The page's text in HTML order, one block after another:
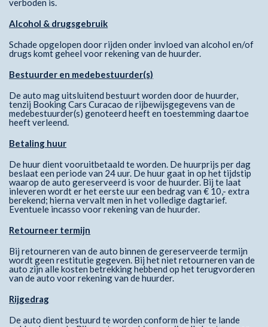
verboden is.
Alcohol & drugsgebruik
Schade opgelopen door rijden onder invloed van alcohol en/of
drugs komt geheel voor rekening van de huurder.
Bestuurder en medebestuurder(s)
De auto mag uitsluitend bestuurt worden door de huurder,
tenzij Booking Cars Curacao de rijbewijsgegevens van de
medebestuurder(s) genoteerd heeft en toestemming daartoe
heeft verleend.
Betaling huur
De huur dient vooruitbetaald te worden. De huurprijs per dag
beslaat een periode van 24 uur. De huur gaat in op het tijdstip
waarop de auto gereserveerd is voor de huurder. Bij te laat
inleveren wordt er het eerste uur een bedrag van € 10,- extra
berekend; hierna vervalt men in het volledige dagtarief.
Eventuele incasso voor rekening van de huurder.
Retourneer termijn
Bij retourneren van de auto binnen de gereserveerde termijn
wordt geen restitutie gegeven. Bij het niet retourneren van de
auto zijn alle kosten betrekking hebbend op het terugvorderen
van de auto voor rekening van de huurder.
Rijgedrag
De auto dient bestuurd te worden conform de hier te lande